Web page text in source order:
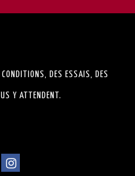
DES ESSAIS, DES
Y ATTENDENT.